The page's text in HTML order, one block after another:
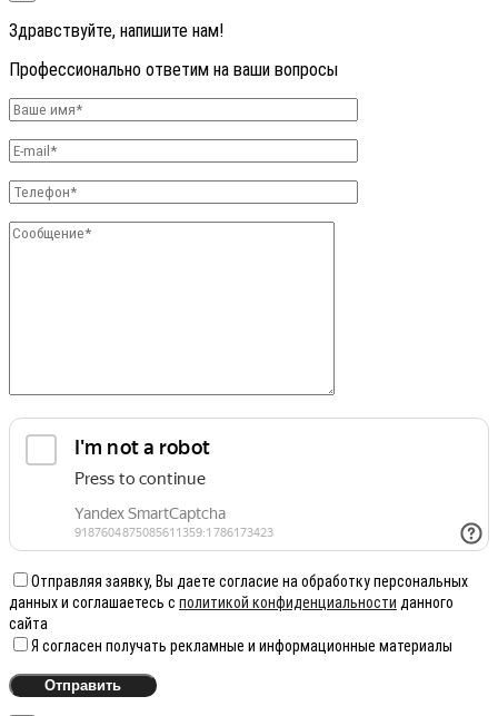
Здравствуйте, напишите нам!
Профессионально ответим на ваши вопросы
Отправляя заявку, Вы даете согласие на обработку персональных
данных и соглашаетесь с политикой конфиденциальности данного
сайта
Я согласен получать рекламные и информационные материалы